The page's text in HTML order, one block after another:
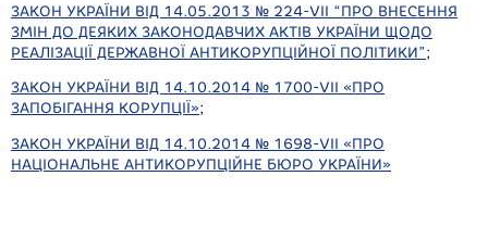
ЗАКОН УКРАЇНИ ВІД 14.05.2013 № 224-VІІ “ПРО ВНЕСЕННЯ
ЗМІН ДО ДЕЯКИХ ЗАКОНОДАВЧИХ АКТІВ УКРАЇНИ ЩОДО
РЕАЛІЗАЦІЇ ДЕРЖАВНОЇ АНТИКОРУПЦІЙНОЇ ПОЛІТИКИ”;
ЗАКОН УКРАЇНИ ВІД 14.10.2014 № 1700-VII «ПРО
ЗАПОБІГАННЯ КОРУПЦІЇ»;
ЗАКОН УКРАЇНИ ВІД 14.10.2014 № 1698-VII «ПРО
НАЦІОНАЛЬНЕ АНТИКОРУПЦІЙНЕ БЮРО УКРАЇНИ»